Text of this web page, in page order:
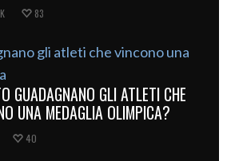
83
GUADAGNANO GLI ATLETI CHE
UNA MEDAGLIA OLIMPICA?
40